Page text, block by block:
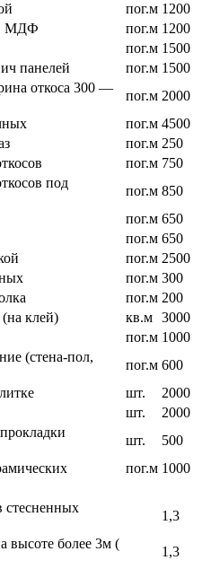
пог.м 1200
МДФ пог.м 1200
пог.м 1500
панелей пог.м 1500
откоса 300 —
пог.м 2000
пог.м 4500
пог.м 250
пог.м 750
под
пог.м 850
пог.м 650
пог.м 650
пог.м 2500
пог.м 300
пог.м 200
клей) кв.м 3000
пог.м 1000
(стена-пол,
пог.м 600
шт.
2000
шт.
2000
шт.
500
пог.м 1000
стесненных
1,3
высоте более 3м (
1,3